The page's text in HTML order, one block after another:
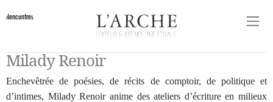
Rencontres
Milady Renoir
Enchevêtrée de poésies, de récits de comptoir, de politique et
d’intimes, Milady Renoir anime des ateliers d’écriture en milieux